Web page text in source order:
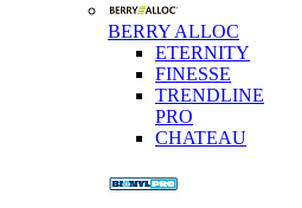
BERRY ALLOC
ETERNITY
FINESSE
TRENDLINE
PRO
CHATEAU